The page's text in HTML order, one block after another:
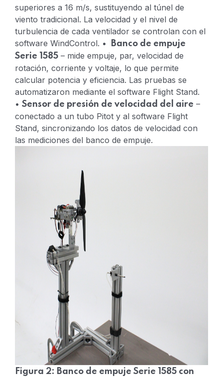
superiores a 16 m/s, sustituyendo al túnel de
viento tradicional. La velocidad y el nivel de
turbulencia de cada ventilador se controlan con el
software WindControl. •
Banco de empuje
Serie 1585 – mide empuje, par, velocidad de
rotación, corriente y voltaje, lo que permite
calcular potencia y eficiencia. Las pruebas se
automatizaron mediante el software Flight Stand.
• Sensor de presión de velocidad del aire –
conectado a un tubo Pitot y al software Flight
Stand, sincronizando los datos de velocidad con
las mediciones del banco de empuje.
Figura 2: Banco de empuje Serie 1585 con